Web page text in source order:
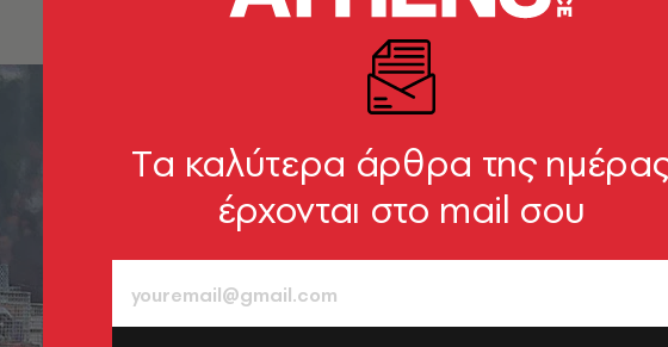
Tα καλύτερα άρθρα της
έρχονται στο mail σου